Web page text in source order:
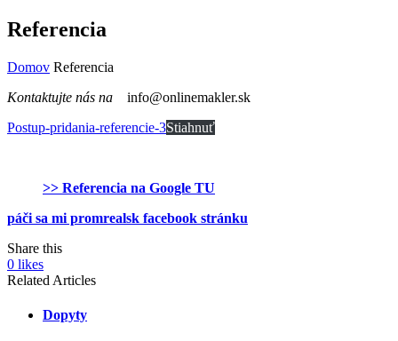
Referencia
Domov Referencia
Kontaktujte nás na
info@onlinemakler.sk
Postup-pridania-referencie-3Stiahnuť
>> Referencia na Google TU
páči sa mi promrealsk facebook stránku
Share this
0 likes
Related Articles
Dopyty